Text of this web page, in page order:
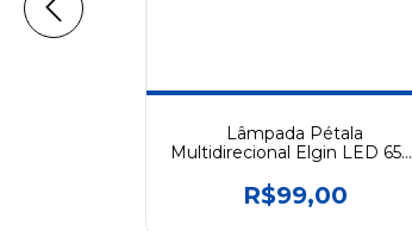
Lâmpada Pétala
Multidirecional Elgin LED 65W
R$99,00